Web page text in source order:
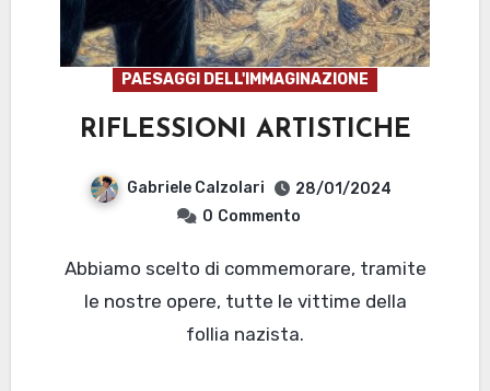
PAESAGGI DELL'IMMAGINAZIONE
RIFLESSIONI ARTISTICHE
Gabriele Calzolari
28/01/2024
0 Commento
Abbiamo scelto di commemorare, tramite
le nostre opere, tutte le vittime della
follia nazista.